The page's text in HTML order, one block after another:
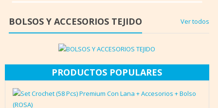
BOLSOS Y ACCESORIOS TEJIDO Ver todos
PRODUCTOS POPULARES